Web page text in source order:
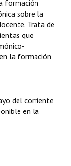
formación
sobre la
Trata de
que
la formación
del corriente
en la